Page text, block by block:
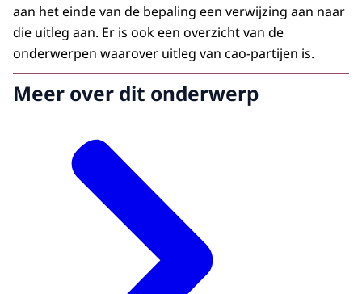
aan het einde van de bepaling een verwijzing aan naar
die uitleg aan. Er is ook een overzicht van de
onderwerpen waarover uitleg van cao-partijen is.
Meer over dit onderwerp